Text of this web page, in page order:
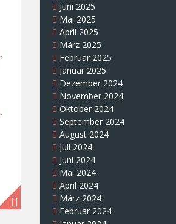
Juni 2025
Mai 2025
April 2025
März 2025
Februar 2025
Januar 2025
Dezember 2024
November 2024
Oktober 2024
September 2024
August 2024
Juli 2024
Juni 2024
Mai 2024
April 2024
März 2024
Februar 2024